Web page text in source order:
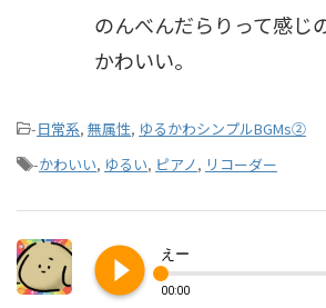
のんべんだらりって感じ
かわいい。
-日常系, 無属性, ゆるかわシンプルBGMs②
-かわいい, ゆるい, ピアノ, リコーダー
play_circle_filled えー
00:00